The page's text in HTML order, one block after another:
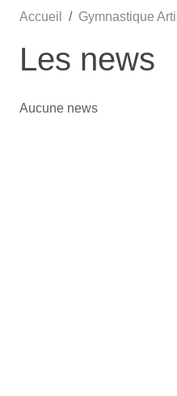
Accueil Gymnastique
Les news
Aucune news